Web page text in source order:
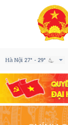
Hà Nội 27° - 29°